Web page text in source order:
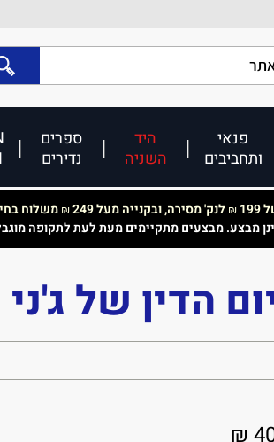
פנאי
ותחביבים
היד
השניה
ספרים
נדירים
₪ לנק' מסירה, ובקנייה מעל 249 ₪משלוח
מבצע. מבצעים מתקיימים מעת לעת לתקופה
הדין של
40